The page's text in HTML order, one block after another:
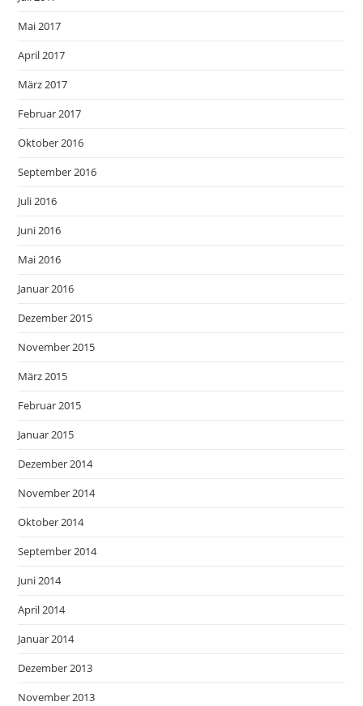
Mai 2017
April 2017
März 2017
Februar 2017
Oktober 2016
September 2016
Juli 2016
Juni 2016
Mai 2016
Januar 2016
Dezember 2015
November 2015
März 2015
Februar 2015
Januar 2015
Dezember 2014
November 2014
Oktober 2014
September 2014
Juni 2014
April 2014
Januar 2014
Dezember 2013
November 2013